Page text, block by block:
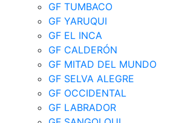
GF TUMBACO
GF YARUQUI
GF EL INCA
GF CALDERÓN
GF MITAD DEL MUNDO
GF SELVA ALEGRE
GF OCCIDENTAL
GF LABRADOR